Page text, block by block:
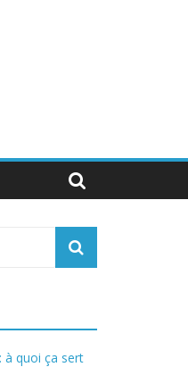
à quoi ça sert